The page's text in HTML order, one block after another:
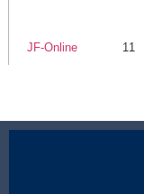
JF-Online 11